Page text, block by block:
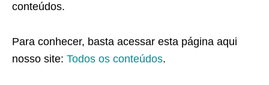
conteúdos.
Para conhecer, basta acessar esta página aqui
nosso site: Todos os conteúdos.